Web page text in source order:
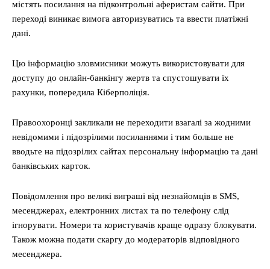
містять посилання на підконтрольні аферистам сайти. При
переході виникає вимога авторизуватись та ввести платіжні
дані.
Цю інформацію зловмисники можуть використовувати для
доступу до онлайн-банкінгу жертв та спустошувати їх
рахунки, попередила Кіберполіція.
Правоохоронці закликали не переходити взагалі за жодними
невідомими і підозрілими посиланнями і тим больше не
вводьте на підозрілих сайтах персональну інформацію та дані
банківських карток.
Повідомлення про великі виграші від незнайомців в SMS,
месенджерах, електронних листах та по телефону слід
ігнорувати. Номери та користувачів краще одразу блокувати.
Також можна подати скаргу до модераторів відповідного
месенджера.